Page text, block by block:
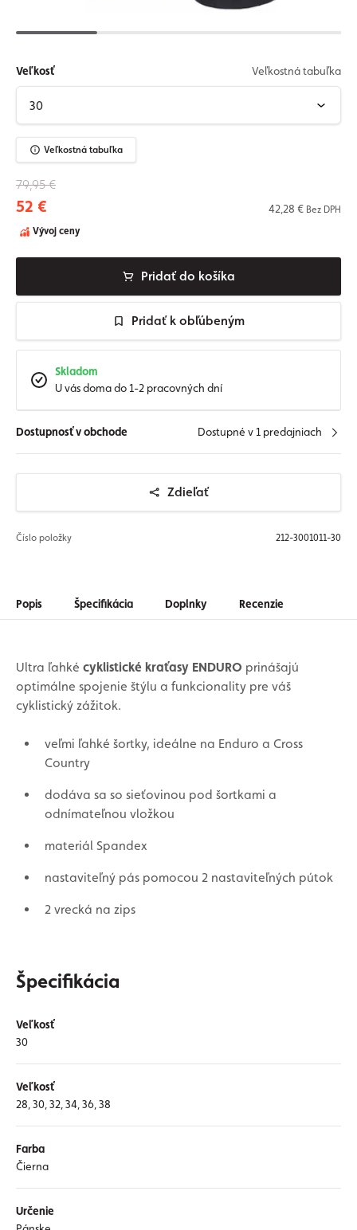
Veľkosť Veľkostná tabuľka
Veľkostná tabuľka
79,95 €
52 € 42,28 € Bez DPH
Vývoj ceny
Pridať do košíka
Pridať k obľúbeným
Skladom
U vás doma do 1-2 pracovných dní
Dostupnosť v obchode Dostupné v 1 predajniach
Zdieľať
Číslo položky 212-3001011-30
Popis Špecifikácia Doplnky Recenzie
Ultra ľahké cyklistické kraťasy ENDURO prinášajú
optimálne spojenie štýlu a funkcionality pre váš
cyklistický zážitok.
veľmi ľahké šortky, ideálne na Enduro a Cross
Country
dodáva sa so sieťovinou pod šortkami a
odnímateľnou vložkou
materiál Spandex
nastaviteľný pás pomocou 2 nastaviteľných pútok
2 vrecká na zips
Špecifikácia
Veľkosť
30
Veľkosť
28, 30, 32, 34, 36, 38
Farba
Čierna
Určenie